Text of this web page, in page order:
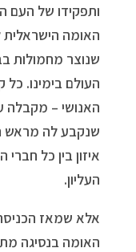
ותפקידו של העם
האומה הישראלית
שנוצר מחמולות
העולם בימינו.
האנושי – מקבלה
שנקבע לה מראש
איזון בין כל
העליון.
אלא שמאז
האומה בנסיגה